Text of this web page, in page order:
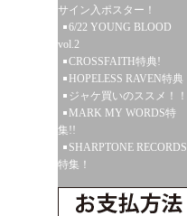
サイン入ポスター！
6/22 YOUNG BLOOD
vol.2
CROSSFAITH特典!
HOPELESS RAVEN特典
ジャケ買いのススメ！！
MARK MY WORDS特
集!!
SHARPTONE RECORDS
特集！